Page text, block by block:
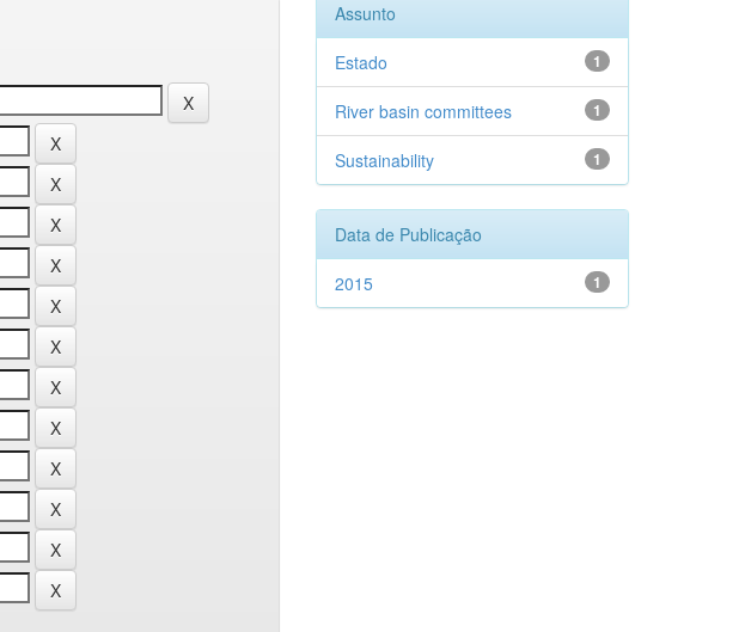
Assunto
1
Estado
1
River basin committees
1
Sustainability
Data de Publicação
1
2015